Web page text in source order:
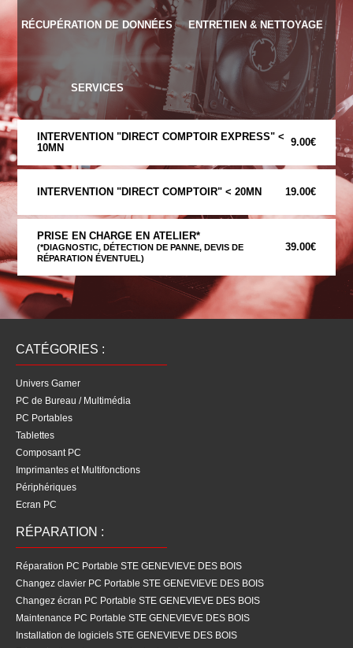
RÉCUPÉRATION DE DONNÉES ENTRETIEN & NETTOYAGE
SERVICES
INTERVENTION "DIRECT COMPTOIR EXPRESS" <
10MN
9.00€
INTERVENTION "DIRECT COMPTOIR" < 20MN 19.00€
PRISE EN CHARGE EN ATELIER*
(*DIAGNOSTIC, DÉTECTION DE PANNE, DEVIS DE
RÉPARATION ÉVENTUEL)
39.00€
CATÉGORIES :
Univers Gamer
PC de Bureau / Multimédia
PC Portables
Tablettes
Composant PC
Imprimantes et Multifonctions
Périphériques
Ecran PC
RÉPARATION :
Réparation PC Portable STE GENEVIEVE DES BOIS
Changez clavier PC Portable STE GENEVIEVE DES BOIS
Changez écran PC Portable STE GENEVIEVE DES BOIS
Maintenance PC Portable STE GENEVIEVE DES BOIS
Installation de logiciels STE GENEVIEVE DES BOIS